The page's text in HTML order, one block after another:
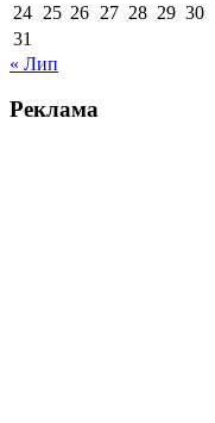
24 25 26 27 28 29 30
31
« Лип
Реклама